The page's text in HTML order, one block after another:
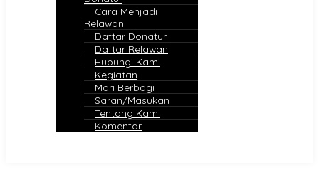
Cara Menjadi
Relawan
Daftar Donatur
Daftar Relawan
Hubungi Kami
Kegiatan
Mari Berbagi
Saran/Masukan
Tentang Kami
Komentar